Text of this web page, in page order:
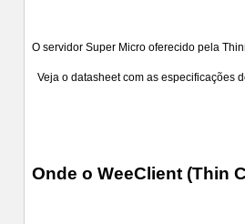
O servidor Super Micro oferecido pela
Veja o datasheet com as especificações
Onde o WeeClient (Thin